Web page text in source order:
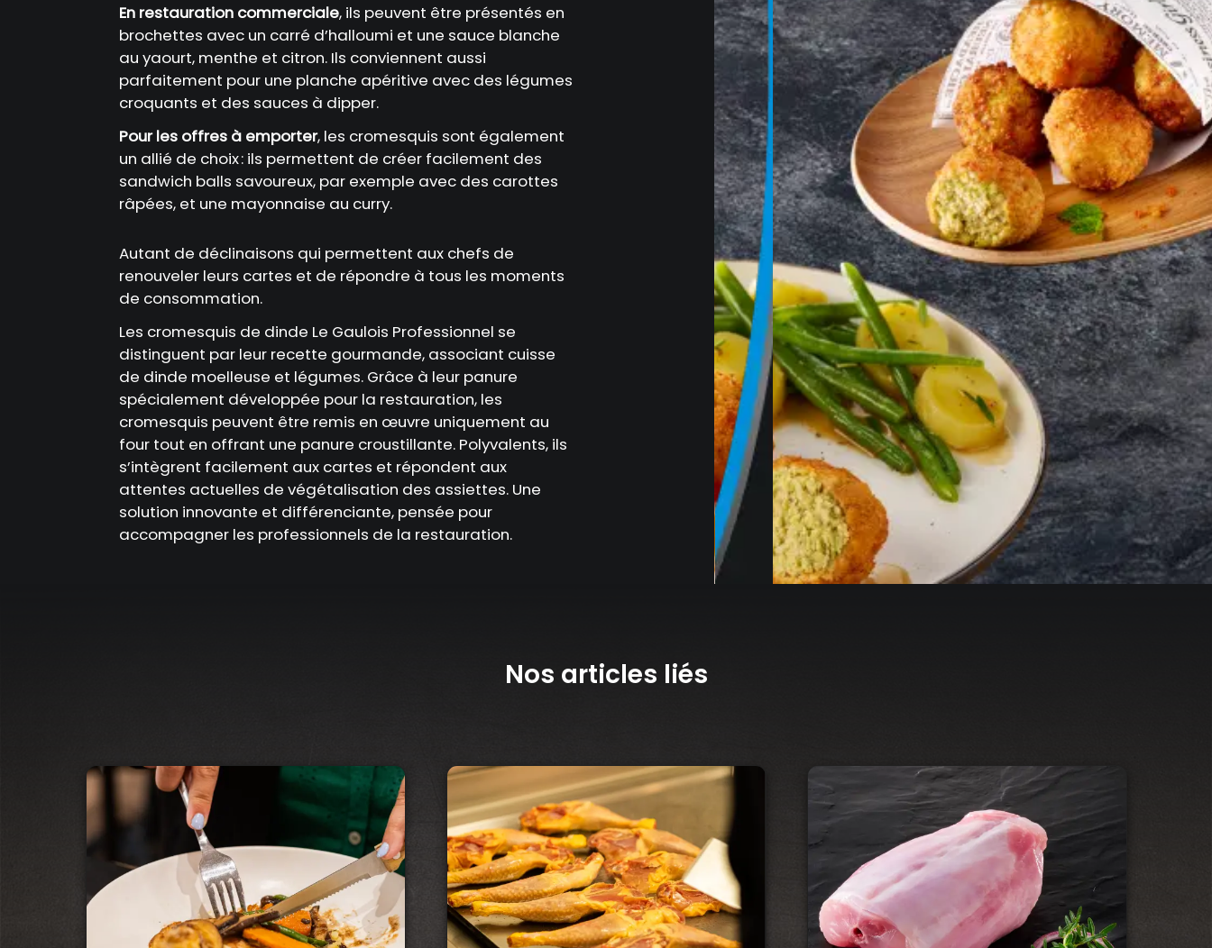
En restauration commerciale, ils peuvent être présentés en
brochettes avec un carré d’halloumi et une sauce blanche
au yaourt, menthe et citron. Ils conviennent aussi
parfaitement pour une planche apéritive avec des légumes
croquants et des sauces à dipper.
Pour les offres à emporter, les cromesquis sont également
un allié de choix : ils permettent de créer facilement des
sandwich balls savoureux, par exemple avec des carottes
râpées, et une mayonnaise au curry.
Autant de déclinaisons qui permettent aux chefs de
renouveler leurs cartes et de répondre à tous les moments
de consommation.
Les cromesquis de dinde Le Gaulois Professionnel se
distinguent par leur recette gourmande, associant cuisse
de dinde moelleuse et légumes. Grâce à leur panure
spécialement développée pour la restauration, les
cromesquis peuvent être remis en œuvre uniquement au
four tout en offrant une panure croustillante. Polyvalents, ils
s’intègrent facilement aux cartes et répondent aux
attentes actuelles de végétalisation des assiettes. Une
solution innovante et différenciante, pensée pour
accompagner les professionnels de la restauration.
Nos articles liés